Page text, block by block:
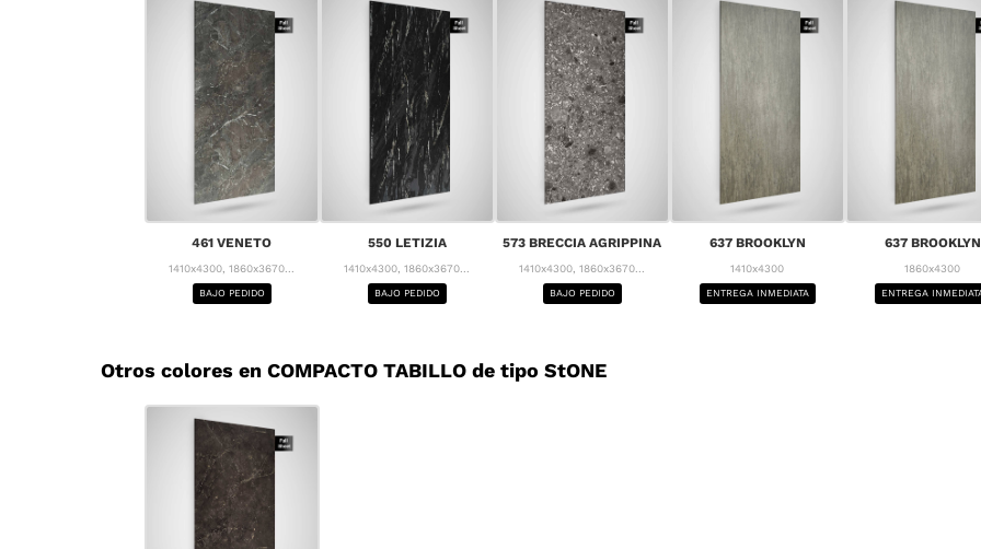
461 VENETO
1410x4300, 1860x3670...
BAJO PEDIDO
550 LETIZIA
1410x4300, 1860x3670...
BAJO PEDIDO
573 BRECCIA AGRIPPINA
1410x4300, 1860x3670...
BAJO PEDIDO
637 BROOKLYN
1410x4300
ENTREGA INMEDIATA
637 BROOKLYN
1860x4300
ENTREGA
Otros colores en COMPACTO TABILLO de tipo StONE